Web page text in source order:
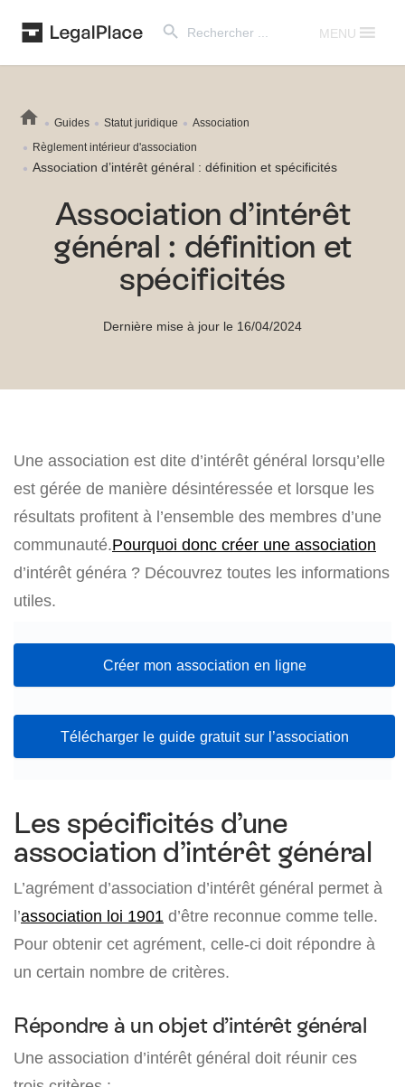
for:
MENU
Guides Statut juridique
Association
Règlement intérieur d'association
Association d’intérêt général : définition et spécificités
Association d’intérêt
général : définition et
spécificités
Dernière mise à jour le 16/04/2024
Une association est dite d’intérêt général lorsqu’elle
est gérée de manière désintéressée et lorsque les
résultats profitent à l’ensemble des membres d’une
communauté.Pourquoi donc créer une association
d’intérêt généra ? Découvrez toutes les informations
utiles.
Créer mon association en ligne
Télécharger le guide gratuit sur l’association
Les spécificités d’une
association d’intérêt général
L’agrément d’association d’intérêt général permet à
l’association loi 1901 d’être reconnue comme telle.
Pour obtenir cet agrément, celle-ci doit répondre à
un certain nombre de critères.
Répondre à un objet d’intérêt général
Une association d’intérêt général doit réunir ces